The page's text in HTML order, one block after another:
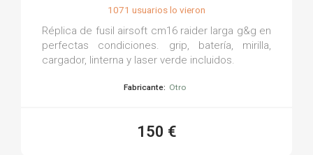
1071 usuarios lo vieron
Réplica de fusil airsoft cm16 raider larga g&g en
perfectas condiciones. grip, batería, mirilla,
cargador, linterna y laser verde incluidos.
Fabricante: Otro
150 €